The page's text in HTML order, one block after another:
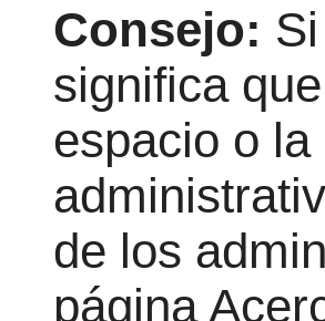
Consejo:
significa
espacio o
de los
página